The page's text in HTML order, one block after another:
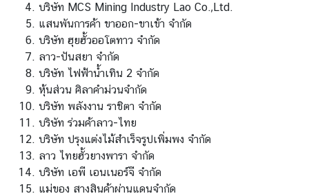
T
h
a
i
l
a
n
d
N
o
w
บริษัท MCS Mining Industry Lao Co.,Ltd.
แสนพันการค้า ขาออก-ขาเข้า จำกัด
บริษัท ฮุยฮั้วออโตทาว จำกัด
ลาว-ปันสยา จำกัด
บริษัท ไฟฟ้าน้ำเทิน 2 จำกัด
หุ้นส่วน ศิลาคำม่วนจำกัด
บริษัท พลังงาน ราชิตา จำกัด
บริษัท ร่วมค้าลาว-ไทย
บริษัท ปรุงแต่งไม้สำเร็จรูปเพิ่มพง จำกัด
ลาว ไทยฮั้วยางพารา จำกัด
บริษัท เอพี เอนเนอร์จี จำกัด
แม่ของ สางสินค้าผ่านแดนจำกัด